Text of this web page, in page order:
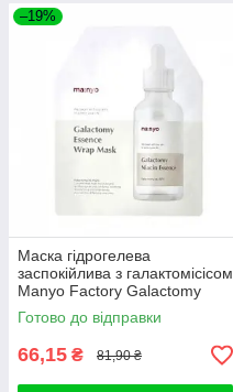
–19%
Маска гідрогелева
заспокійлива з галактомісісом
Manyo Factory Galactomy
Essence Wrap Mask 30ml
Готово до відправки
66,15 ₴ 81,90 ₴